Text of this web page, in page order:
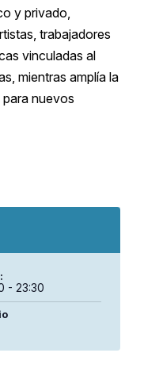
y privado,
trabajadores
vinculadas al
mientras amplía la
nuevos
- 23:30